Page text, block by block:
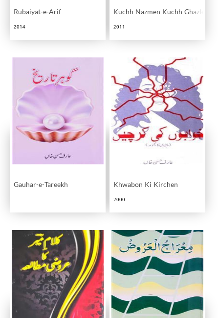
Rubaiyat-e-Arif
2014
Kuchh Nazmen Kuchh Ghazlein
2011
Gauhar-e-Tareekh Khwabon Ki Kirchen
2000